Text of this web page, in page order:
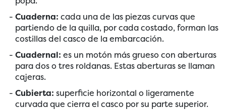
Cuaderna: cada una de las piezas curvas que
partiendo de la quilla, por cada costado, forman las
costillas del casco de la embarcación.
Cuadernal: es un motón más grueso con aberturas
para dos o tres roldanas. Estas aberturas se llaman
cajeras.
Cubierta: superficie horizontal o ligeramente
curvada que cierra el casco por su parte superior.